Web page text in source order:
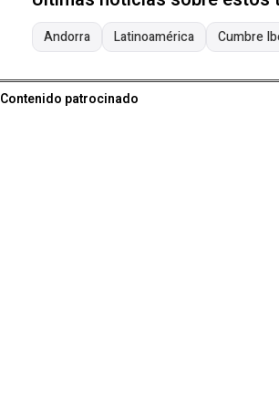
Andorra Latinoamérica Cumbre
Contenido patrocinado